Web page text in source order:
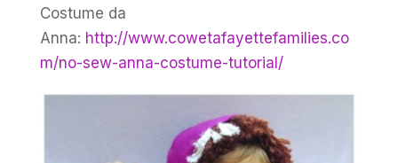
Costume da
Anna: http://www.cowetafayettefamilies.co
m/no-sew-anna-costume-tutorial/